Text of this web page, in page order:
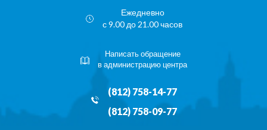
Ежедневно
с 9.00 до 21.00 часов
Написать обращение
в администрацию центра
(812) 758-14-77
(812) 758-09-77